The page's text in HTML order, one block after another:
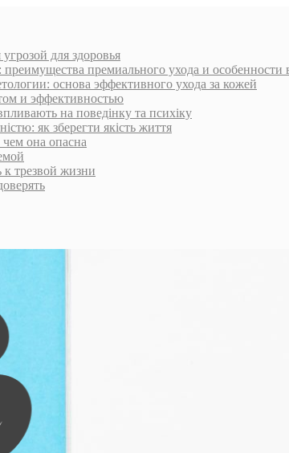
для здоровья
премиального ухода и особенности
основа эффективного ухода за кожей
и эффективностью
на поведінку та психіку
як зберегти якість життя
она опасна
к трезвой жизни